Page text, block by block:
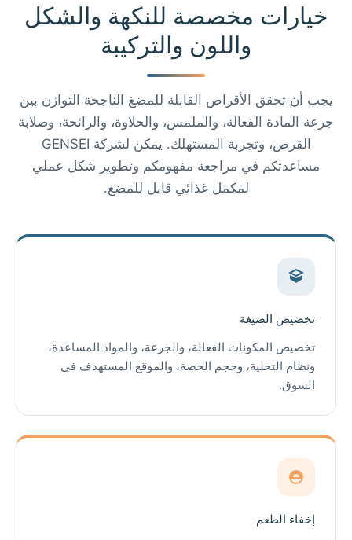
خيارات مخصصة للنكهة والشكل
واللون والتركيبة
يجب أن تحقق الأقراص القابلة للمضغ الناجحة التوازن بين
جرعة المادة الفعالة، والملمس، والحلاوة، والرائحة، وصلابة
القرص، وتجربة المستهلك. يمكن لشركة GENSEI
مساعدتكم في مراجعة مفهومكم وتطوير شكل عملي
لمكمل غذائي قابل للمضغ.
تخصيص الصيغة
تخصيص المكونات الفعالة، والجرعة، والمواد المساعدة،
ونظام التحلية، وحجم الحصة، والموقع المستهدف في
السوق.
إخفاء الطعم